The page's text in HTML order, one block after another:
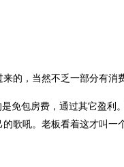
的，当然不乏一部分有消
免包房费，通过其它盈
歌吼。老板看着这才叫一